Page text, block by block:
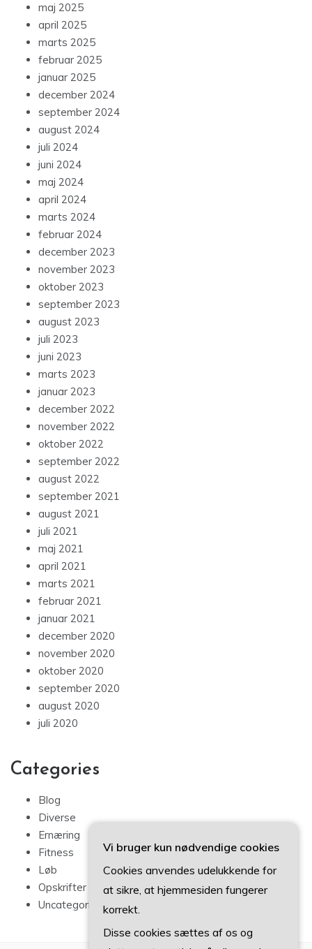
maj 2025
april 2025
marts 2025
februar 2025
januar 2025
december 2024
september 2024
august 2024
juli 2024
juni 2024
maj 2024
april 2024
marts 2024
februar 2024
december 2023
november 2023
oktober 2023
september 2023
august 2023
juli 2023
juni 2023
marts 2023
januar 2023
december 2022
november 2022
oktober 2022
september 2022
august 2022
september 2021
august 2021
juli 2021
maj 2021
april 2021
marts 2021
februar 2021
januar 2021
december 2020
november 2020
oktober 2020
september 2020
august 2020
juli 2020
Categories
Blog
Diverse
Ernæring
Fitness
Løb
Opskrifter
Uncategorized
Vi bruger kun nødvendige cookies
Cookies anvendes udelukkende for
at sikre, at hjemmesiden fungerer
korrekt.
Disse cookies sættes af os og